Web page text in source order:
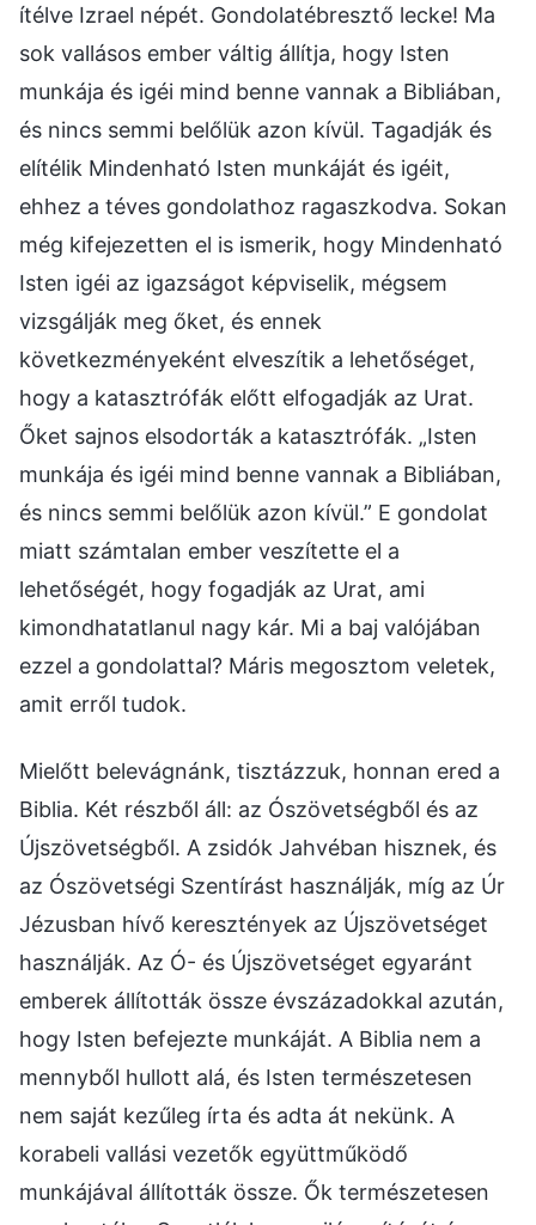
ítélve Izrael népét. Gondolatébresztő lecke! Ma
sok vallásos ember váltig állítja, hogy Isten
munkája és igéi mind benne vannak a Bibliában,
és nincs semmi belőlük azon kívül. Tagadják és
elítélik Mindenható Isten munkáját és igéit,
ehhez a téves gondolathoz ragaszkodva. Sokan
még kifejezetten el is ismerik, hogy Mindenható
Isten igéi az igazságot képviselik, mégsem
vizsgálják meg őket, és ennek
következményeként elveszítik a lehetőséget,
hogy a katasztrófák előtt elfogadják az Urat.
Őket sajnos elsodorták a katasztrófák. „Isten
munkája és igéi mind benne vannak a Bibliában,
és nincs semmi belőlük azon kívül.” E gondolat
miatt számtalan ember veszítette el a
lehetőségét, hogy fogadják az Urat, ami
kimondhatatlanul nagy kár. Mi a baj valójában
ezzel a gondolattal? Máris megosztom veletek,
amit erről tudok.
Mielőtt belevágnánk, tisztázzuk, honnan ered a
Biblia. Két részből áll: az Ószövetségből és az
Újszövetségből. A zsidók Jahvéban hisznek, és
az Ószövetségi Szentírást használják, míg az Úr
Jézusban hívő keresztények az Újszövetséget
használják. Az Ó- és Újszövetséget egyaránt
emberek állították össze évszázadokkal azután,
hogy Isten befejezte munkáját. A Biblia nem a
mennyből hullott alá, és Isten természetesen
nem saját kezűleg írta és adta át nekünk. A
korabeli vallási vezetők együttműködő
munkájával állították össze. Ők természetesen